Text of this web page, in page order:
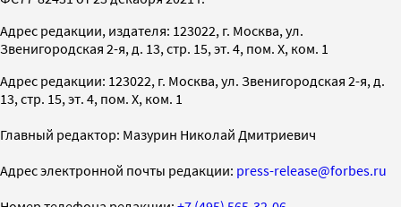
Адрес редакции, издателя: 123022, г. Москва, ул.
Звенигородская 2-я, д. 13, стр. 15, эт. 4, пом. X, ком. 1
Адрес редакции: 123022, г. Москва, ул. Звенигородская 2-я, д.
13, стр. 15, эт. 4, пом. X, ком. 1
Главный редактор: Мазурин Николай Дмитриевич
Адрес электронной почты редакции: press-release@forbes.ru